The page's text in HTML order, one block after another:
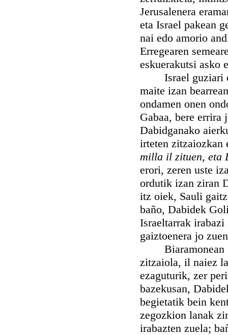
Jerusalenera
eta Israel pakean
nai edo amorio
Erregearen
eskuerakutsi asko
Israel guziari
maite izan
ondamen onen
Gabaa, bere errira
Dabidganako
irteten zitzaiozkan
milla il zituen, eta
erori, zeren uste
ordutik izan ziran
itz oiek, Sauli
baño, Dabidek
Israeltarrak
gaiztoenera jo
Biaramonean
zitzaiola, il naiez
ezaguturik, zer
bazekusan,
begietatik bein
zegozkion lanak
irabazten zuela;